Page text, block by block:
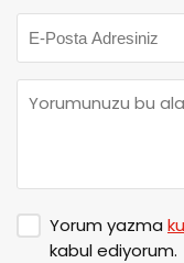
Yorum yazma
kabul ediyorum.